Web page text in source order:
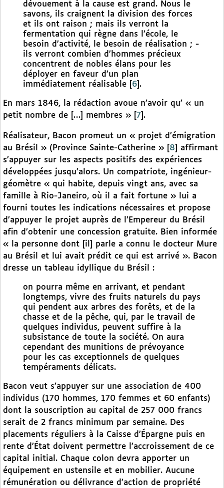
dévouement à la cause est grand. Nous le
savons, ils craignent la division des forces
et ils ont raison ; mais ils verront la
fermentation qui règne dans l’école, le
besoin d’activité, le besoin de réalisation ; -
ils verront combien d’hommes précieux
concentrent de nobles élans pour les
déployer en faveur d’un plan
immédiatement réalisable
6 .
En mars 1846, la rédaction avoue n’avoir qu’ « un
petit nombre de […] membres »
7 .
Réalisateur, Bacon promeut un « projet d’émigration
au Brésil » (Province Sainte-Catherine »
8
affirmant
s’appuyer sur les aspects positifs des expériences
développées jusqu’alors. Un compatriote, ingénieur-
géomètre « qui habite, depuis vingt ans, avec sa
famille à Rio-Janeiro, où il a fait fortune » lui a
fourni toutes les indications nécessaires et propose
d’appuyer le projet auprès de l’Empereur du Brésil
afin d’obtenir une concession gratuite. Bien informée
« la personne dont [il] parle a connu le docteur Mure
au Brésil et lui avait prédit ce qui est arrivé ». Bacon
dresse un tableau idyllique du Brésil :
on pourra même en arrivant, et pendant
longtemps, vivre des fruits naturels du pays
qui pendent aux arbres des forêts, et de la
chasse et de la pêche, qui, par le travail de
quelques individus, peuvent suffire à la
subsistance de toute la société. On aura
cependant des munitions de prévoyance
pour les cas exceptionnels de quelques
tempéraments délicats.
Bacon veut s’appuyer sur une association de 400
individus (170 hommes, 170 femmes et 60 enfants)
dont la souscription au capital de 257 000 francs
serait de 2 francs minimum par semaine. Des
placements réguliers à la Caisse d’Épargne puis en
rente d’État doivent permettre l’accroissement de ce
capital initial. Chaque colon devra apporter un
équipement en ustensile et en mobilier. Aucune
rémunération ou délivrance d’action de propriété